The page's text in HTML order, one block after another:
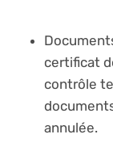
certificat
contrôle
annulée.